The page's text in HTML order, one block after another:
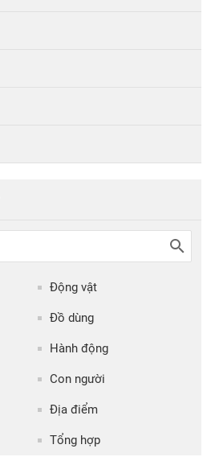
Động vật
Đồ dùng
Hành động
Con người
Địa điểm
Tổng hợp